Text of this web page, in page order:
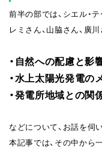
前半の部では、シエル・
レミさん、山脇さん、廣
・自然への配慮と影
・水上太陽光発電の
・発電所地域との関
などについて、お話を伺
本記事では、その中から